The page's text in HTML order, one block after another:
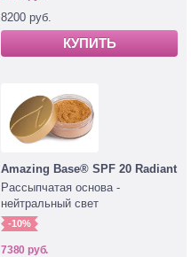
8200 руб.
КУПИТЬ
Amazing Base® SPF 20 Radiant
Рассыпчатая основа -
нейтральный свет
-10%
7380 руб.